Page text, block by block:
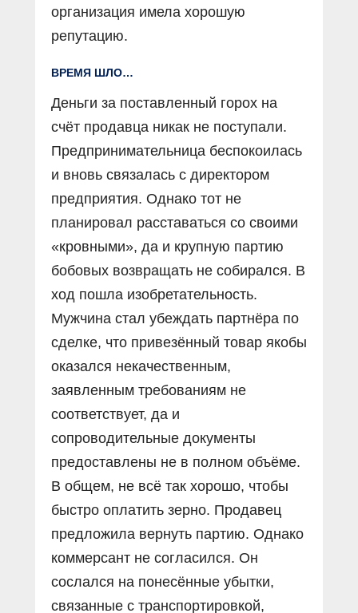
организация имела хорошую
репутацию.
ВРЕМЯ ШЛО…
Деньги за поставленный горох на
счёт продавца никак не поступали.
Предпринимательница беспокоилась
и вновь связалась с директором
предприятия. Однако тот не
планировал расставаться со своими
«кровными», да и крупную партию
бобовых возвращать не собирался. В
ход пошла изобретательность.
Мужчина стал убеждать партнёра по
сделке, что привезённый товар якобы
оказался некачественным,
заявленным требованиям не
соответствует, да и
сопроводительные документы
предоставлены не в полном объёме.
В общем, не всё так хорошо, чтобы
быстро оплатить зерно. Продавец
предложила вернуть партию. Однако
коммерсант не согласился. Он
сослался на понесённые убытки,
связанные с транспортировкой,